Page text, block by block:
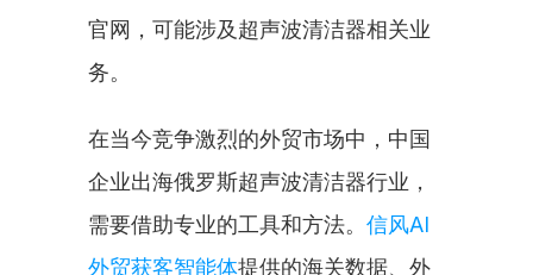
官网，可能涉及超声波清洁器相关业
务。
在当今竞争激烈的外贸市场中，中国
企业出海俄罗斯超声波清洁器行业，
需要借助专业的工具和方法。 信风AI
外贸获客智能体提供的海关数据、外